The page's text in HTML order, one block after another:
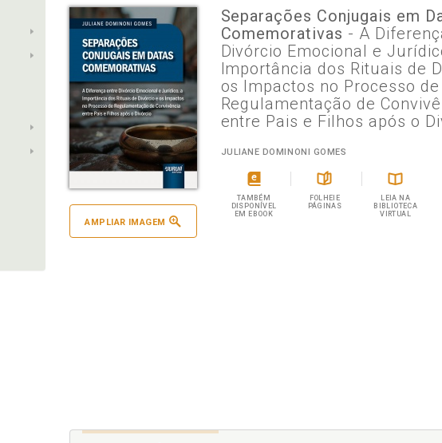
AMPLIAR IMAGEM
Separações Conjugais em
Comemorativas - A
Divórcio Emocional e
Importância dos Rituais de
os Impactos no Processo de
Regulamentação de
entre Pais e Filhos após o
JULIANE DOMINONI GOMES
TAMBÉM
DISPONÍVEL
EM EBOOK
FOLHEIE
PÁGINAS
LEIA NA
BIBLIOTECA
VIRTUAL